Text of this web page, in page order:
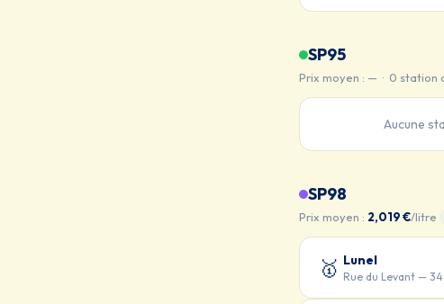
SP95
Prix moyen : — · 0 station
Aucune
SP98
Prix moyen : 2,019 €/litre
🥇 Lunel
Rue du Levant —